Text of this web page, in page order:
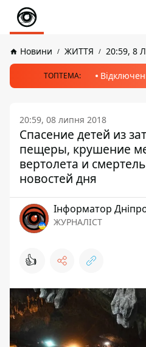
Новини ЖИТТЯ 20:59, 8
ТОПТЕМА:
20:59, 08 липня 2018
Спасение детей из
пещеры, крушение
вертолета и
новостей дня
Інформатор
ЖУРНАЛІСТ
👍